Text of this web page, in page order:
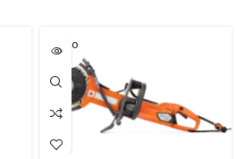
SOLD O
UT